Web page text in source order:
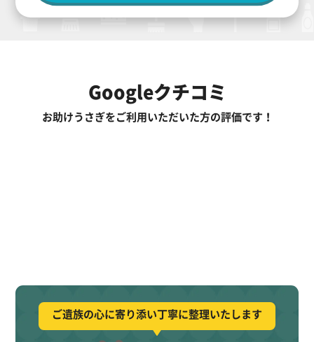
Googleクチコミ
お助けうさぎをご利用いただいた方の評価です！
ご遺族の心に寄り添い丁寧に整理いたします